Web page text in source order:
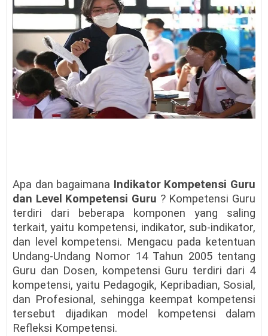
Apa dan bagaimana Indikator Kompetensi Guru
dan Level Kompetensi Guru ? Kompetensi Guru
terdiri dari beberapa komponen yang saling
terkait, yaitu kompetensi, indikator, sub-indikator,
dan level kompetensi. Mengacu pada ketentuan
Undang-Undang Nomor 14 Tahun 2005 tentang
Guru dan Dosen, kompetensi Guru terdiri dari 4
kompetensi, yaitu Pedagogik, Kepribadian, Sosial,
dan Profesional, sehingga keempat kompetensi
tersebut dijadikan model kompetensi dalam
Refleksi Kompetensi.